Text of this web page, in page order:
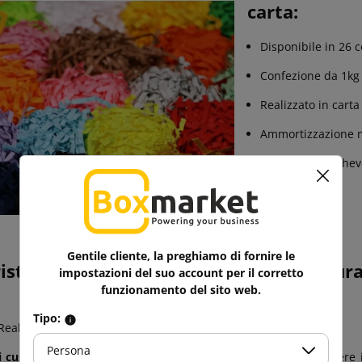
carta:
Disponibile in 26
Confezione da
Realizzato in carta
Ammortizzazione
Ambiente
di riempimento pacchi -
in 100% carta, rendendoli rispettosi dell'ambiente.
cuscino:La capacità dei chip di assorbire gli urti e proteggere
Gentile cliente, la preghiamo di fornire le
impostazioni del suo account per il corretto
funzionamento del sito web.
Tipo:
Persona